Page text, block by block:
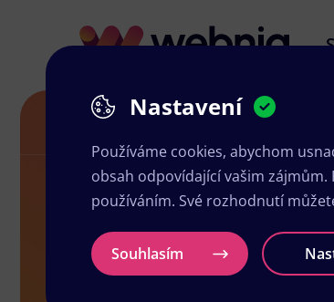
Grafika a tisk Čelákovice
Grafika
Nastavení
Používáme cookies, abychom
obsah odpovídající vašim
používáním. Své rozhodnutí
Souhlasím